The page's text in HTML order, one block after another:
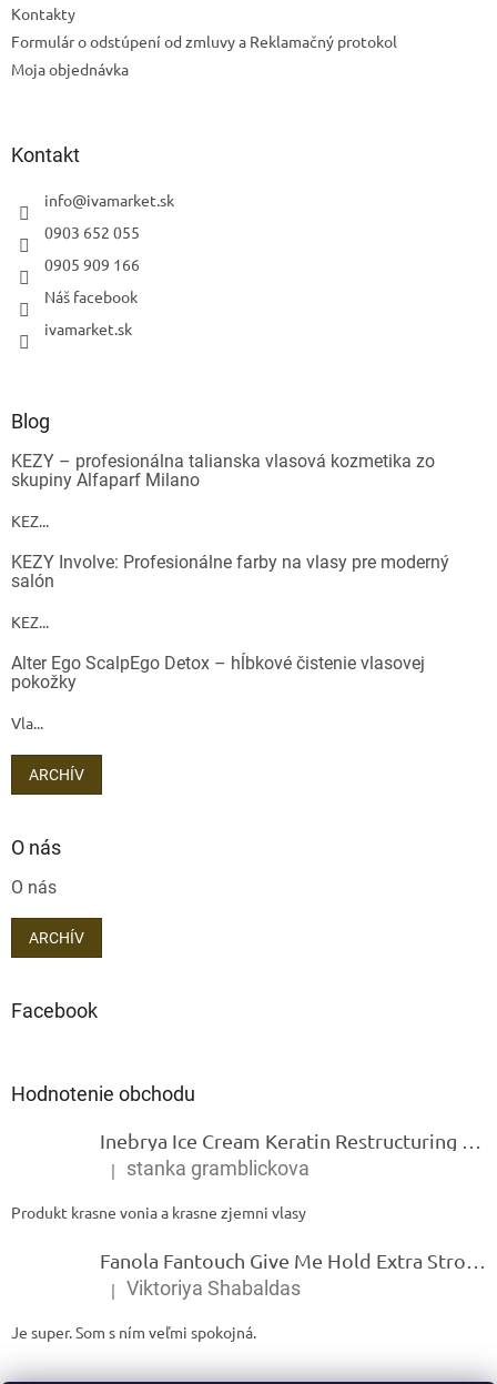
Kontakty
Formulár o odstúpení od zmluvy a Reklamačný protokol
Moja objednávka
Kontakt
info@ivamarket.sk
0903 652 055
0905 909 166
Náš facebook
ivamarket.sk
Blog
KEZY – profesionálna talianska vlasová kozmetika zo
skupiny Alfaparf Milano
KEZ...
KEZY Involve: Profesionálne farby na vlasy pre moderný
salón
KEZ...
Alter Ego ScalpEgo Detox – hĺbkové čistenie vlasovej
pokožky
Vla...
ARCHÍV
O nás
O nás
ARCHÍV
Facebook
Hodnotenie obchodu
Hodnotenie produktu je 5 z 5 hviezdičiek.
| stanka gramblickova
Produkt krasne vonia a krasne zjemni vlasy
Hodnotenie produktu je 5 z 5 hviezdičiek.
| Viktoriya Shabaldas
Je super. Som s ním veľmi spokojná.